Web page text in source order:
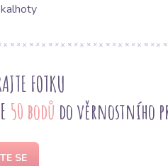
FOTKU
50 bodů do věrnostního
SE